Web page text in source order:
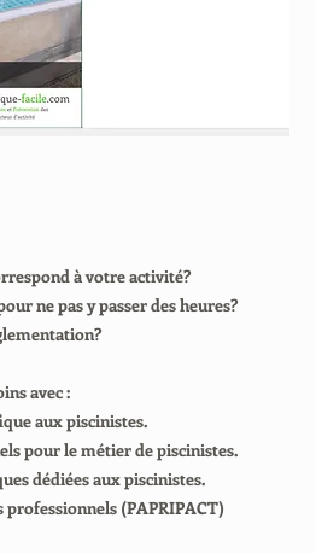
à votre activité?
ne pas y passer des heures?
avec :
aux piscinistes.
pour le métier de piscinistes.
dédiées aux piscinistes.
(PAPRIPACT)